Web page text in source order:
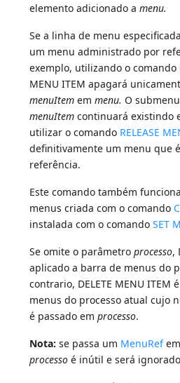
elemento adicionado amenu.
Se a linha de menu
um menu administrado por
exemplo, utilizando o comando
MENU ITEM apagará
menuItem emmenu. O
menuItem continuará existindo
utilizar o comando RELEASE
definitivamente um menu que
referência.
Este comando também
menus criada com o comando
instalada com o comandoSET
Se omite o parâmetroprocesso,
aplicado a barra de menus do
contrario, DELETE MENU ITEM
menus do processo atual cujo
é passado emprocesso.
Nota: se passa um MenuRef
processo é inútil e será